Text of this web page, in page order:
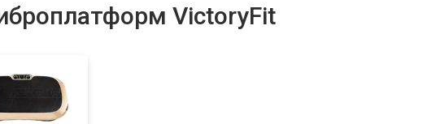
элементов
VictoryFit